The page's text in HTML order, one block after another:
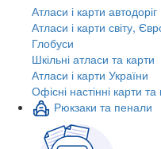
Атласи і карти автодоріг
Атласи і карти світу,
Глобуси
Шкільні атласи та карти
Атласи і карти України
Офісні настінні карти
Рюкзаки та пенали